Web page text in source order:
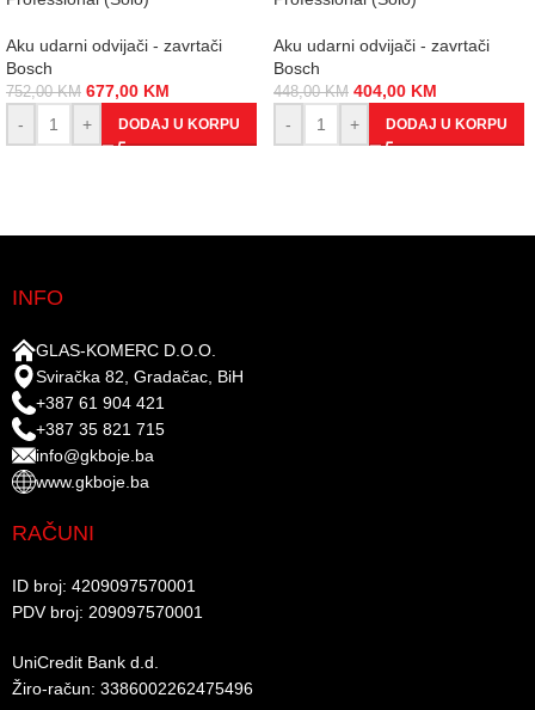
Aku udarni odvijači - zavrtači
Bosch
752,00KM 677,00 KM
-
+ DODAJ U KORPU
Aku udarni odvijači - zavrtači
Bosch
448,00KM 404,00 KM
-
+ DODAJ U KORPU
INFO
GLAS-KOMERC D.O.O.
Sviračka 82, Gradačac, BiH
+387 61 904 421
+387 35 821 715
info@gkboje.ba
www.gkboje.ba
RAČUNI
ID broj: 4209097570001​
PDV broj: 209097570001 ​
UniCredit Bank d.d.​
Žiro-račun: 3386002262475496​​